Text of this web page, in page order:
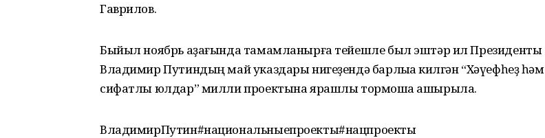
Гаврилов.
Быйыл ноябрь аҙағында тамамланырға тейешле был эштәр ил Президенты
Владимир Путиндың май указдары нигеҙендә барлыҡҡа килгән “Хәүефһеҙ һәм
сифатлы юлдар” милли проектына ярашлы тормошҡа ашырыла.
ВладимирПутин#национальныепроекты#нацпроекты